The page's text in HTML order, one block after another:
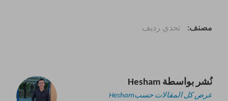
مصنف تحدي رديف
نُشر بواسطةHesham
عرض كل المقالات حسبHesham